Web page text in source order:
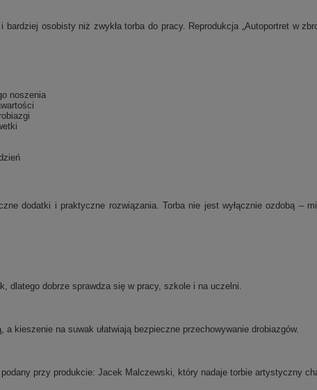
osobisty niż zwykła torba do pracy. Reprodukcja „Autoportret w
noszenia
dodatki i praktyczne rozwiązania. Torba nie jest wyłącznie ozdobą –
dlatego dobrze sprawdza się w pracy, szkole i na uczelni.
kieszenie na suwak ułatwiają bezpieczne przechowywanie drobiazgów.
przy produkcie: Jacek Malczewski, który nadaje torbie artystyczny